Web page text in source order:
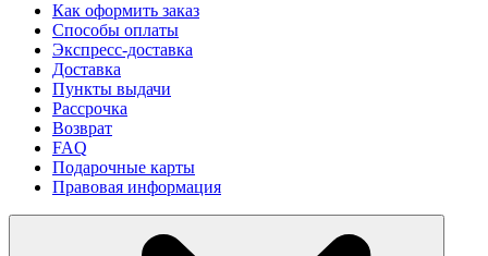
Как оформить заказ
Способы оплаты
Экспресс-доставка
Доставка
Пункты выдачи
Рассрочка
Возврат
FAQ
Подарочные карты
Правовая информация